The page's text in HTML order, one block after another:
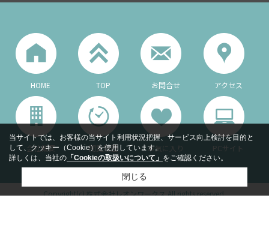
HOME TOP お問合せ アクセス
会社概要 閲覧履歴 お気に入り PCサイト
Copyright(c) 株式会社レオンワークス All rights reserved.
当サイトでは、お客様の当サイト利用状況把握、サービス向上検討を目的と
して、クッキー（Cookie）を使用しています。
詳しくは、当社の 「Cookieの取扱いについて」 をご確認ください。
閉じる